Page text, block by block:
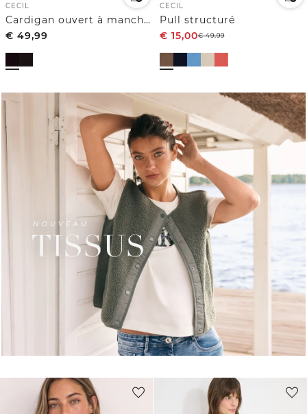
CECIL
Cardigan ouvert à manches longues
€ 49,99
CECIL
Pull structuré
€ 15,00€49,99